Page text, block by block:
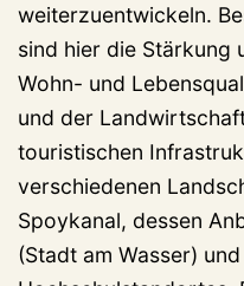
weiterzuentwickeln.
sind hier die Stärkung
Wohn- und
und der
touristischen
verschiedenen
Spoykanal, dessen
(Stadt am Wasser)